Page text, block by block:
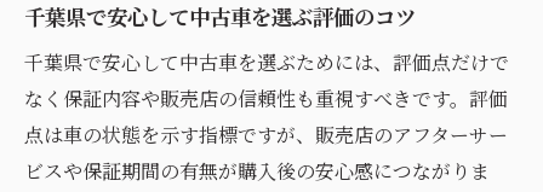
千葉県で安心して中古車を選ぶ評価のコツ
千葉県で安心して中古車を選ぶためには、評価点だけで
なく保証内容や販売店の信頼性も重視すべきです。評価
点は車の状態を示す指標ですが、販売店のアフターサー
ビスや保証期間の有無が購入後の安心感につながりま